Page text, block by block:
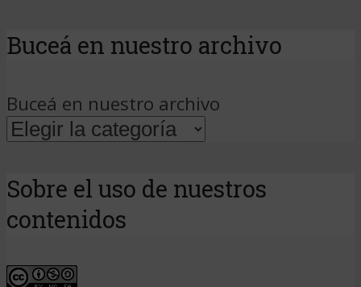
Buceá en nuestro archivo
Buceá en nuestro archivo
Sobre el uso de nuestros
contenidos